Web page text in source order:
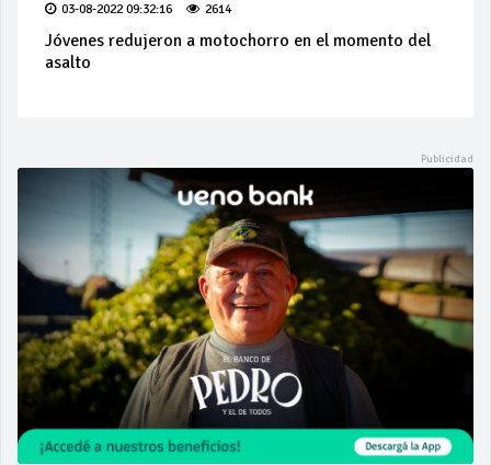
03-08-2022 09:32:16 2614
Jóvenes redujeron a motochorro en el momento del
asalto